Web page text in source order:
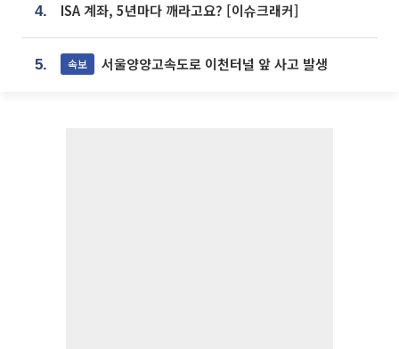
4. ISA 계좌, 5년마다 깨라고요? [이슈크래커]
5. 속보 서울양양고속도로 이천터널 앞 사고 발생